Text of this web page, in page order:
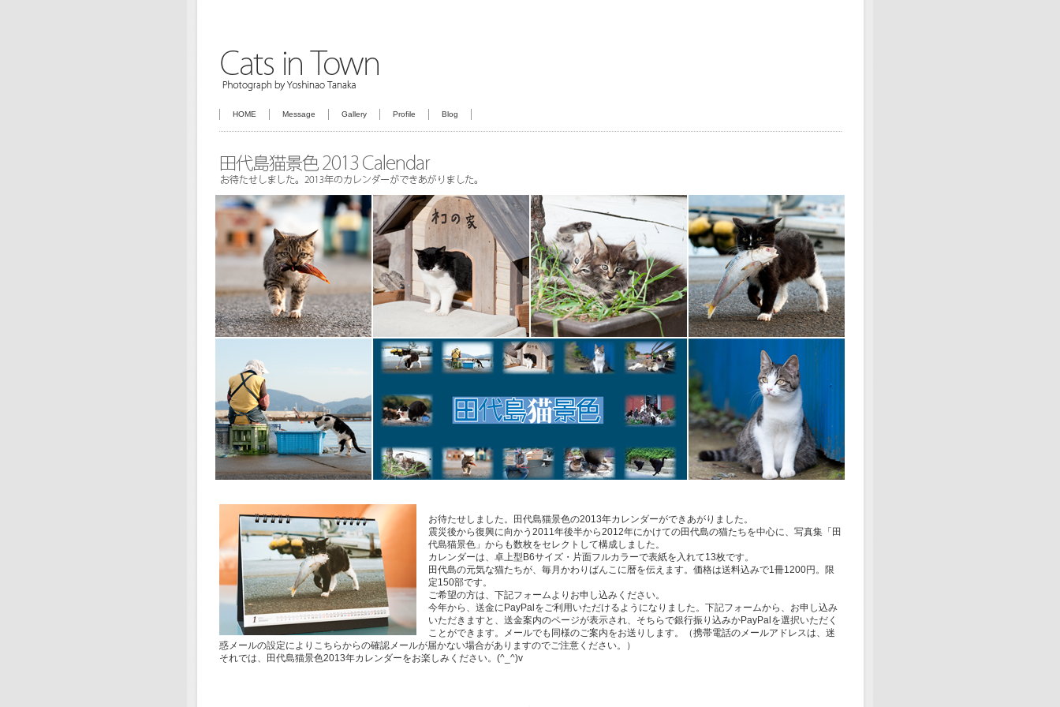
HOME Message Gallery Profile Blog
お待たせしました。田代島猫景色の2013年カレンダーができあがりました。
震災後から復興に向かう2011年後半から2012年にかけての田代島の猫たちを中心に、写真集「田
代島猫景色」からも数枚をセレクトして構成しました。
カレンダーは、卓上型B6サイズ・片面フルカラーで表紙を入れて13枚です。
田代島の元気な猫たちが、毎月かわりばんこに暦を伝えます。価格は送料込みで1冊1200円。限
定150部です。
ご希望の方は、下記フォームよりお申し込みください。
今年から、送金にPayPalをご利用いただけるようになりました。下記フォームから、お申し込み
いただきますと、送金案内のページが表示され、そちらで銀行振り込みかPayPalを選択いただく
ことができます。メールでも同様のご案内をお送りします。（携帯電話のメールアドレスは、迷
惑メールの設定によりこちらからの確認メールが届かない場合がありますのでご注意ください。）
それでは、田代島猫景色2013年カレンダーをお楽しみください。(^_^)v